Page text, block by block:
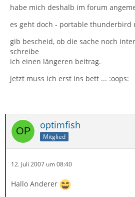
habe mich deshalb im forum
es geht doch - portable thunderbird
gib bescheid, ob die sache noch
schreibe
ich einen längeren beitrag.
jetzt muss ich erst ins bett ... :oops:
optimfish
Mitglied
12. Juli 2007 um 08:40
Hallo Anderer